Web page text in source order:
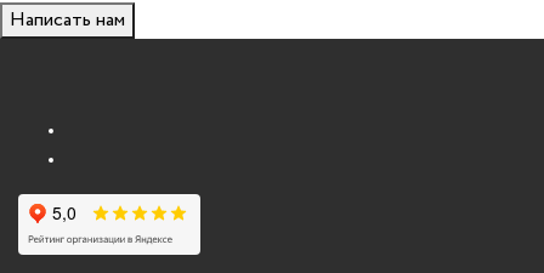
Написать нам